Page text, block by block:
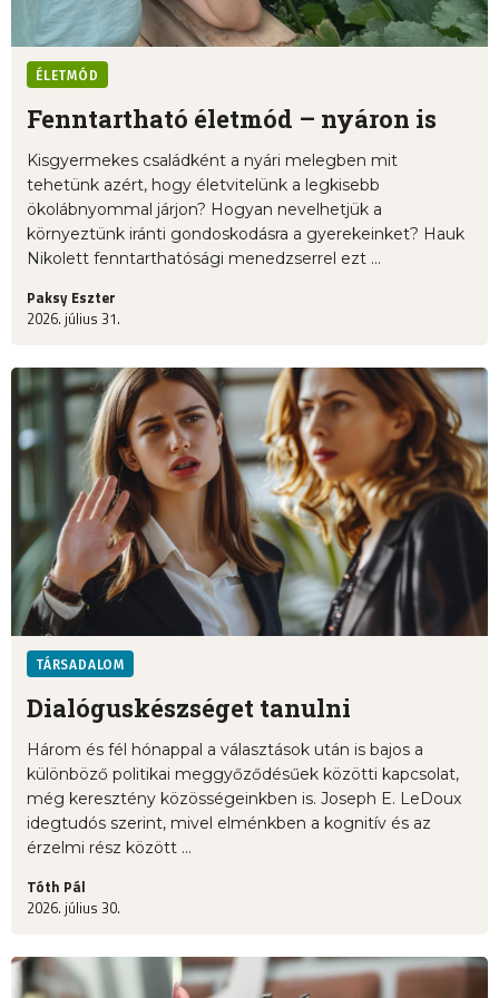
ÉLETMÓD
Fenntartható életmód – nyáron is
Kisgyermekes családként a nyári melegben mit
tehetünk azért, hogy életvitelünk a legkisebb
ökolábnyommal járjon? Hogyan nevelhetjük a
környeztünk iránti gondoskodásra a gyerekeinket? Hauk
Nikolett fenntarthatósági menedzserrel ezt ...
Paksy Eszter
2026. július 31.
TÁRSADALOM
Dialóguskészséget tanulni
Három és fél hónappal a választások után is bajos a
különböző politikai meggyőződésűek közötti kapcsolat,
még keresztény közösségeinkben is. Joseph E. LeDoux
idegtudós szerint, mivel elménkben a kognitív és az
érzelmi rész között ...
Tóth Pál
2026. július 30.